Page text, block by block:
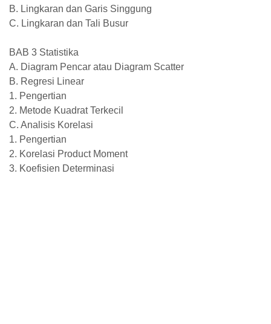
B. Lingkaran dan Garis Singgung
C. Lingkaran dan Tali Busur
BAB 3 Statistika
A. Diagram Pencar atau Diagram Scatter
B. Regresi Linear
1. Pengertian
2. Metode Kuadrat Terkecil
C. Analisis Korelasi
1. Pengertian
2. Korelasi Product Moment
3. Koefisien Determinasi